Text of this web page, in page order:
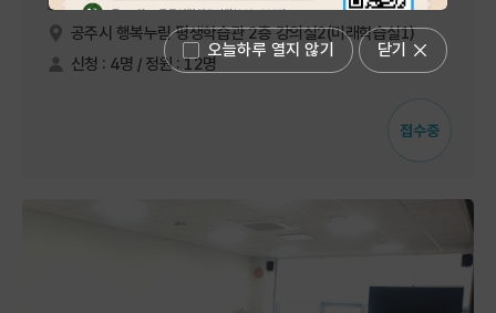
오늘하루 열지 않기 닫기
공주시 행복누림 평생학습관 2층 강의실2(미래학습실1)
신청 : 4명 / 정원 : 12명
접수중